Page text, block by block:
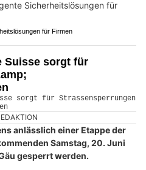
für Firmen
Suisse sorgt für
anlässlich einer Etappe der
Samstag, 20. Juni
gesperrt werden.